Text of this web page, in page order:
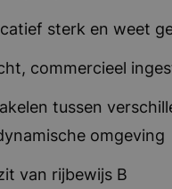
sterk en weet
commercieel
tussen
omgeving
van rijbewijs B